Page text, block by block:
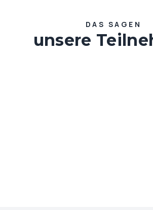
DAS SAGEN
unsere